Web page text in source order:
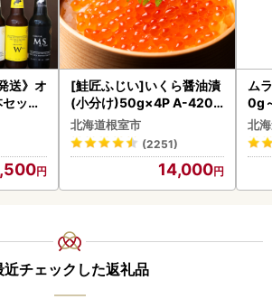
送》オ
ット
ール
ール
お中元
お祝
ビー
[鮭匠ふじい]いくら醤油漬
(小分け)50g×4P A-4209
5
北海道根室市
(2251)
14,000
ム
0g
北
近チェックした返礼品